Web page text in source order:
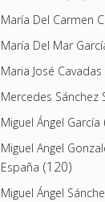
María Del Carmen
María Del Mar
Maria José Cavadas
Mercedes Sánchez
Miguel Ángel García
Miguel Angel
España (120)
Miguel Ángel